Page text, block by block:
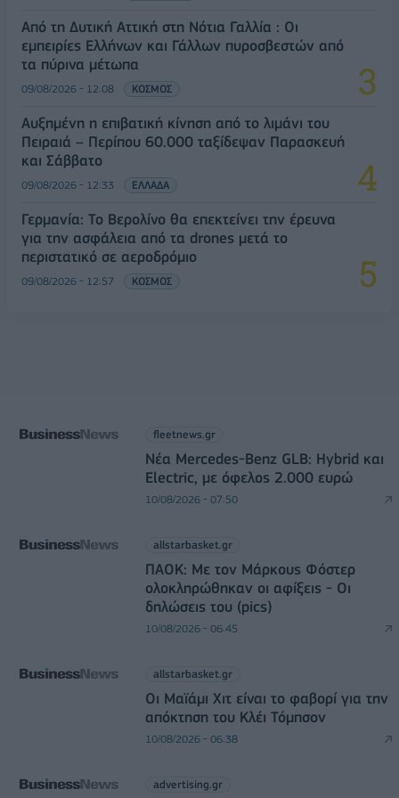
Από τη Δυτική Αττική στη Νότια Γαλλία : Οι
εμπειρίες Ελλήνων και Γάλλων πυροσβεστών από
τα πύρινα μέτωπα
09/08/2026 - 12:08 ΚΟΣΜΟΣ
Αυξημένη η επιβατική κίνηση από το λιμάνι του
Πειραιά – Περίπου 60.000 ταξίδεψαν Παρασκευή
και Σάββατο
09/08/2026 - 12:33 ΕΛΛΑΔΑ
Γερμανία: Το Βερολίνο θα επεκτείνει την έρευνα
για την ασφάλεια από τα drones μετά το
περιστατικό σε αεροδρόμιο
09/08/2026 - 12:57 ΚΟΣΜΟΣ
fleetnews.gr
Νέα Mercedes-Benz GLB: Hybrid και
Electric, με όφελος 2.000 ευρώ
10/08/2026 - 07:50
allstarbasket.gr
ΠΑΟΚ: Με τον Μάρκους Φόστερ
ολοκληρώθηκαν οι αφίξεις - Οι
δηλώσεις του (pics)
10/08/2026 - 06:45
allstarbasket.gr
Οι Μαϊάμι Χιτ είναι το φαβορί για την
απόκτηση του Κλέι Τόμπσον
10/08/2026 - 06:38
advertising.gr